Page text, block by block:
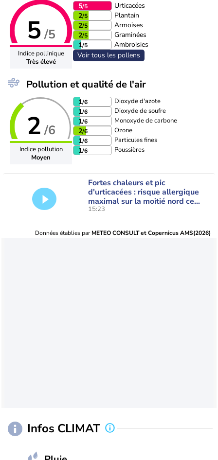
5 /5
Indice pollinique
Très élevé
5/5
Urticacées
2/5
Plantain
2/5
Armoises
2/5
Graminées
1/5
Ambroisies
Voir tous les pollens
Pollution et qualité de l'air
2 /6
Indice pollution
Moyen
1/6 Dioxyde d'azote
1/6 Dioxyde de soufre
1/6 Monoxyde de carbone
2/6 Ozone
1/6 Particules fines
1/6 Poussières
Fortes chaleurs et pic
d'urticacées : risque allergique
maximal sur la moitié nord ce
vendredi
15:23
Données établies parMETEO CONSULT et Copernicus AMS(2026)
Infos CLIMAT